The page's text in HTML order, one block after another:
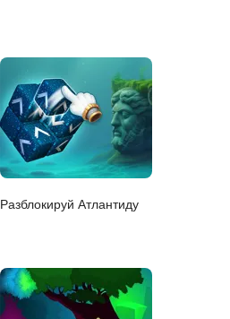
Разблокируй Атлантиду